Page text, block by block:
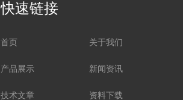
快速链接
首页 关于我们
产品展示 新闻资讯
技术文章 资料下载